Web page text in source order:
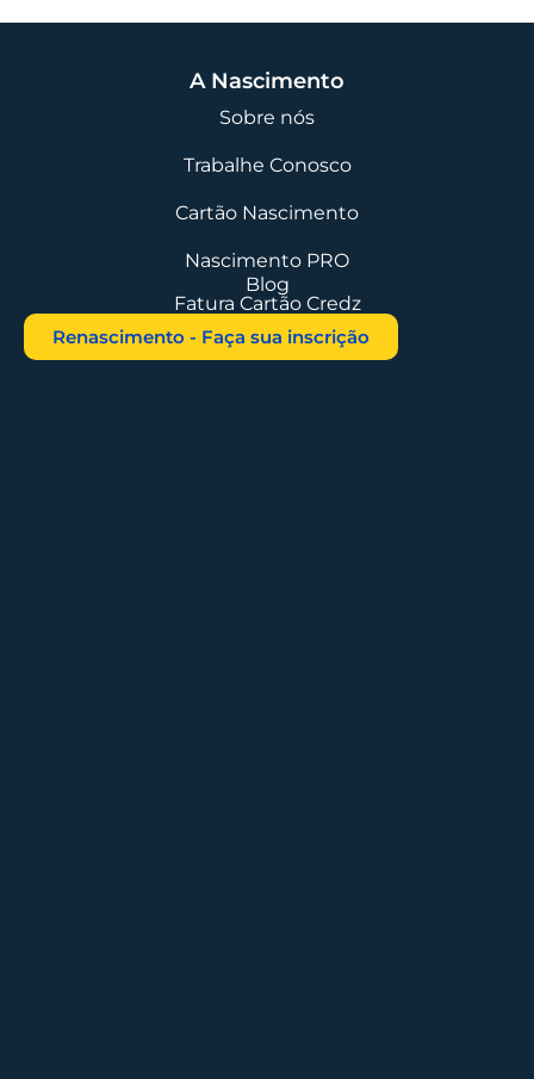
A Nascimento
Sobre nós
Trabalhe Conosco
Cartão Nascimento
Nascimento PRO
Blog
Fatura Cartão Credz
Renascimento - Faça sua inscrição